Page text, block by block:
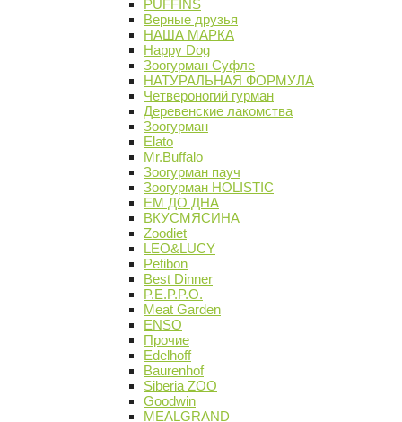
PUFFINS
Верные друзья
НАША МАРКА
Happy Dog
Зоогурман Суфле
НАТУРАЛЬНАЯ ФОРМУЛА
Четвероногий гурман
Деревенские лакомства
Зоогурман
Elato
Mr.Buffalo
Зоогурман пауч
Зоогурман HOLISTIC
ЕМ ДО ДНА
ВКУСМЯСИНА
Zoodiet
LEO&LUCY
Petibon
Best Dinner
P.E.P.P.O.
Meat Garden
ENSO
Прочие
Edelhoff
Baurenhof
Siberia ZOO
Goodwin
MEALGRAND